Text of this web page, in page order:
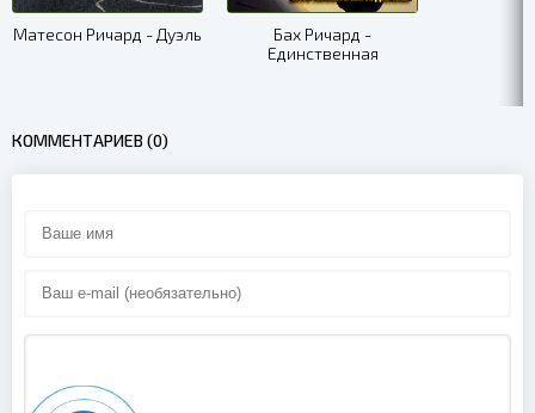
Матесон Ричард - Дуэль
Бах Ричард -
Единственная
КОММЕНТАРИЕВ (0)